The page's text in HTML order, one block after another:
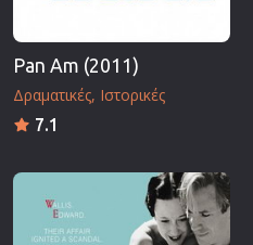
Pan Am (2011)
Δραματικές Ιστορικές
7.1